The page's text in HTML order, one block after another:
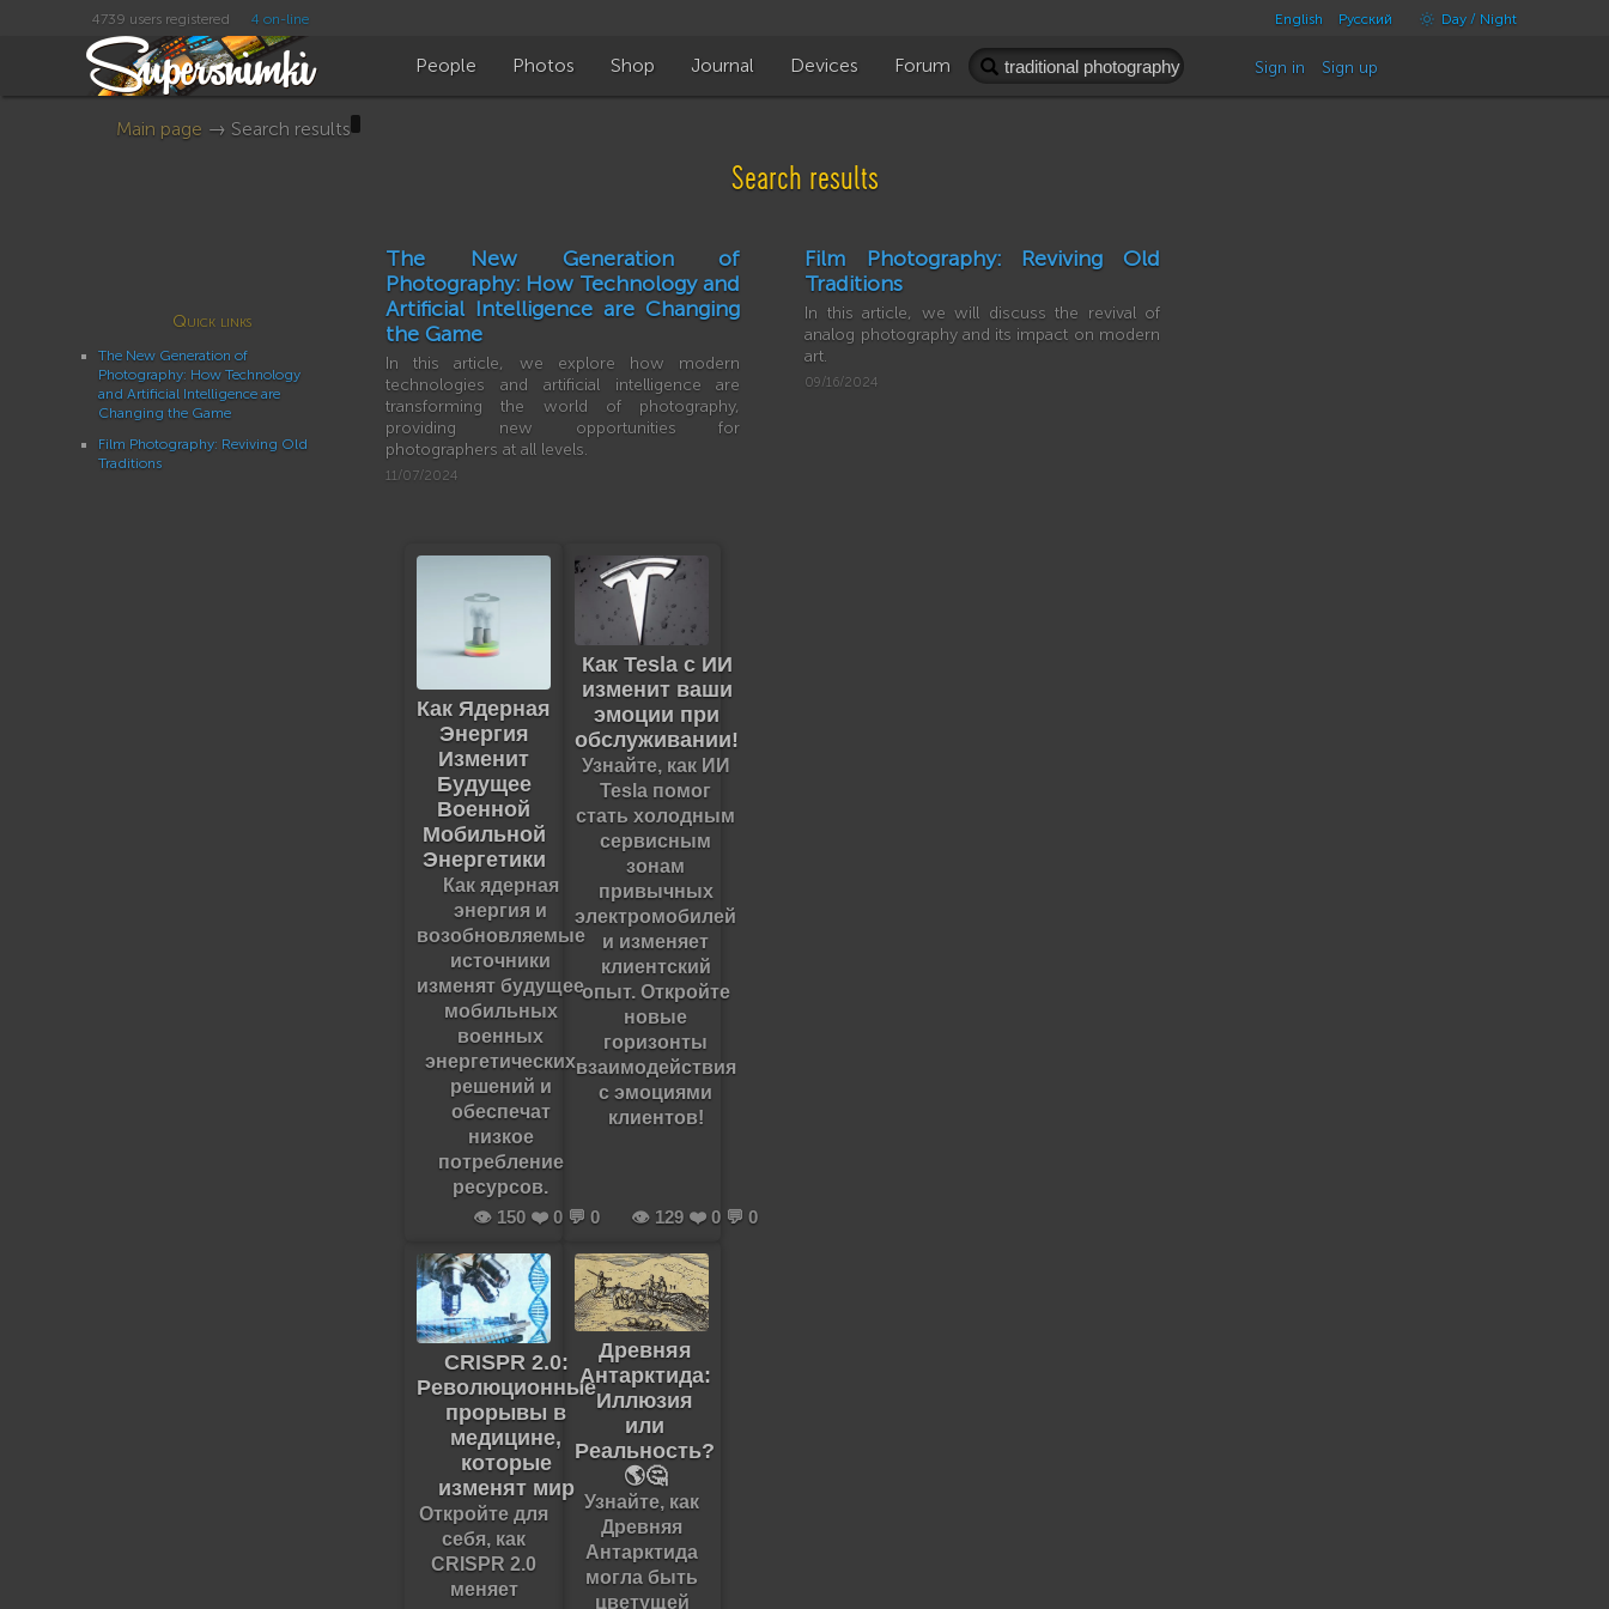
English Русский Day / Night
4739 users registered 4 on-line
People Photos Shop Journal Devices Forum Sign in Sign up
Main page → Search results
Search results
Quick links
The New Generation of
Photography: How Technology
and Artificial Intelligence are
Changing the Game
Film Photography: Reviving Old
Traditions
The New Generation of
Photography: How Technology and
Artificial Intelligence are Changing
the Game
In this article, we explore how modern
technologies and artificial intelligence are
transforming the world of photography,
providing new opportunities for
photographers at all levels.
11/07/2024
Как Ядерная
Энергия
Изменит
Будущее
Военной
Мобильной
Энергетики
Как ядерная
энергия и
возобновляемые
источники
изменят будущее
мобильных
военных
энергетических
решений и
обеспечат
низкое
потребление
ресурсов.
👁️ 150 ❤️ 0 💬 0
Как Tesla с ИИ
изменит ваши
эмоции при
обслуживании!
Узнайте, как ИИ
Tesla помог
стать холодным
сервисным
зонам
привычных
электромобилей
и изменяет
клиентский
опыт. Откройте
новые
горизонты
взаимодействия
с эмоциями
клиентов!
👁️ 129 ❤️ 0 💬 0
CRISPR 2.0:
Революционные
прорывы в
медицине,
которые
изменят мир
Откройте для
себя, как
CRISPR 2.0
меняет
Древняя
Антарктида:
Иллюзия
или
Реальность?
🌎🤔
Узнайте, как
Древняя
Антарктида
могла быть
цветущей
Film Photography: Reviving Old
Traditions
In this article, we will discuss the revival of
analog photography and its impact on modern
art.
09/16/2024